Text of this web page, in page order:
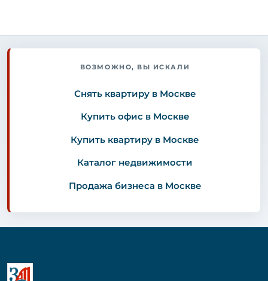
ВОЗМОЖНО, ВЫ ИСКАЛИ
Снять квартиру в Москве
Купить офис в Москве
Купить квартиру в Москве
Каталог недвижимости
Продажа бизнеса в Москве